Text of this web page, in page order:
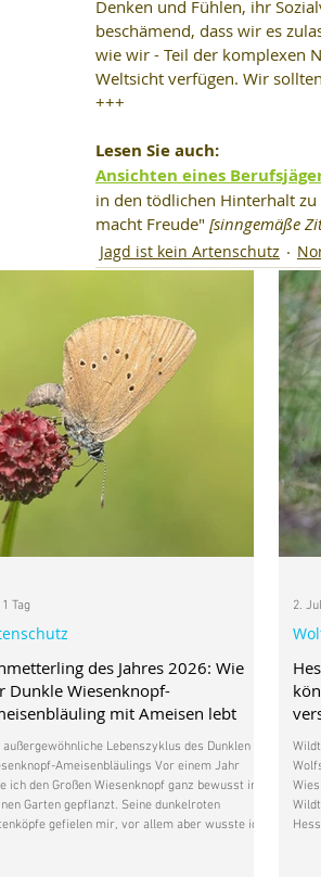
Denken und Fühlen, ihr
beschämend, dass wir es
wie wir - Teil der komplexen
Weltsicht verfügen. Wir
+++
Lesen Sie auch:
Ansichten eines
in den tödlichen Hinterhalt
macht Freude" [sinngemäße
Jagd ist kein Artenschutz
des Jahres 2026: Wie
Dunkle Wiesenknopf-
mit Ameisen lebt
außergewöhnliche Lebenszyklus des Dunklen
Ameisenbläulings Vor einem Jahr
ich den Großen Wiesenknopf ganz bewusst in
Garten gepflanzt. Seine dunkelroten
gefielen mir, vor allem aber wusste ich,
Tag 2.